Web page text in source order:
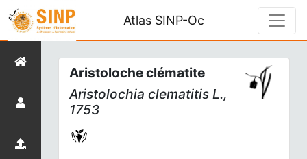
Atlas SINP-Oc
Aristoloche clématite
Aristolochia clematitis L.,
1753